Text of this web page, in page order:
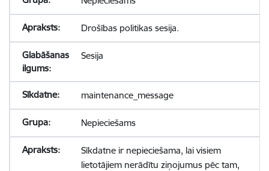
Drošības politikas sesija.
Sesija
maintenance_message
Nepieciešams
Sīkdatne ir nepieciešama, lai visiem
lietotājiem nerādītu ziņojumus pēc tam,